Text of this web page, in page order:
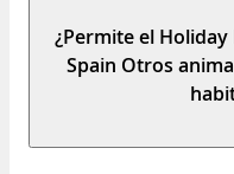
¿Permite el
Spain Otros